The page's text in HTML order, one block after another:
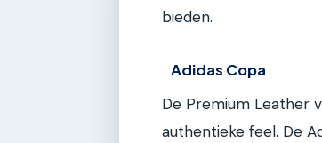
bieden.
Adidas Copa
De Premium Leather
authentieke feel. De